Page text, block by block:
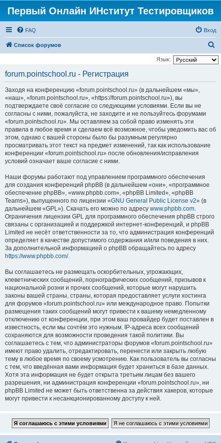
Первый Онлайн ИНститут Тестировщиков
FAQ Вход
Список форумов
о
Язык:
forum.pointschool.ru - Регистрация
Заходя на конференцию «forum.pointschool.ru» (в дальнейшем «мы»,
«наш», «forum.pointschool.ru», «https://forum.pointschool.ru»), вы
подтверждаете своё согласие со следующими условиями. Если вы не
согласны с ними, пожалуйста, не заходите и не пользуйтесь форумами
«forum.pointschool.ru». Мы оставляем за собой право изменять эти
правила в любое время и сделаем всё возможное, чтобы уведомить вас об
этом, однако с вашей стороны было бы разумным регулярно
просматривать этот текст на предмет изменений, так как использование
конференции «forum.pointschool.ru» после обновления/исправления
условий означает ваше согласие с ними.
Наши форумы работают под управлением программного обеспечения
для создания конференций phpBB (в дальнейшем «они», «программное
обеспечение phpBB», «www.phpbb.com», «phpBB Limited», «phpBB
Teams»), выпущенного по лицензии «GNU General Public License v2» (в
дальнейшем «GPL»). Скачать его можно по адресу www.phpbb.com.
Ограничения лицензии GPL для программного обеспечения phpBB строго
связаны с организацией и поддержкой интернет-конференций, и phpBB
Limited не несёт ответственности за то, что администрация конференций
определяет в качестве допустимого содержания и/или поведения в них.
За дополнительной информацией о phpBB обращайтесь по адресу
https://www.phpbb.com/.
Вы соглашаетесь не размещать оскорбительных, угрожающих,
клеветнических сообщений, порнографических сообщений, призывов к
национальной розни и прочих сообщений, которые могут нарушить
законы вашей страны, страны, которая предоставляет услуги хостинга
для форумов «forum.pointschool.ru» или международное право. Попытки
размещения таких сообщений могут привести к вашему немедленному
отключению от конференции, при этом ваш провайдер будет поставлен в
известность, если мы сочтём это нужным. IP-адреса всех сообщений
сохраняются для возможности проведения такой политики. Вы
соглашаетесь с тем, что администраторы форумов «forum.pointschool.ru»
имеют право удалить, отредактировать, перенести или закрыть любую
тему в любое время по своему усмотрению. Как пользователь вы согласны
с тем, что введённая вами информация будет храниться в базе данных.
Хотя эта информация не будет открыта третьим лицам без вашего
разрешения, ни администрация конференции «forum.pointschool.ru», ни
phpBB Limited не может быть ответственна за действия хакеров, которые
могут привести к несанкционированному доступу к ней.